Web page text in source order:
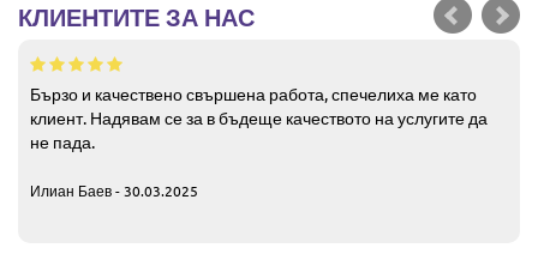
КЛИЕНТИТЕ ЗА НАС
Бързо и качествено свършена работа, спечелиха ме като
клиент. Надявам се за в бъдеще качеството на услугите да
не пада.
Илиан Баев - 30.03.2025